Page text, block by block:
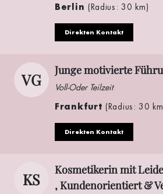
Berlin (Radius: 30 km)
Direkten Kontakt
VG
Junge motivierte
Voll-Oder Teilzeit
Frankfurt (Radius: 30
Direkten Kontakt
KS
Kosmetikerin mit
, Kundenorientiert &